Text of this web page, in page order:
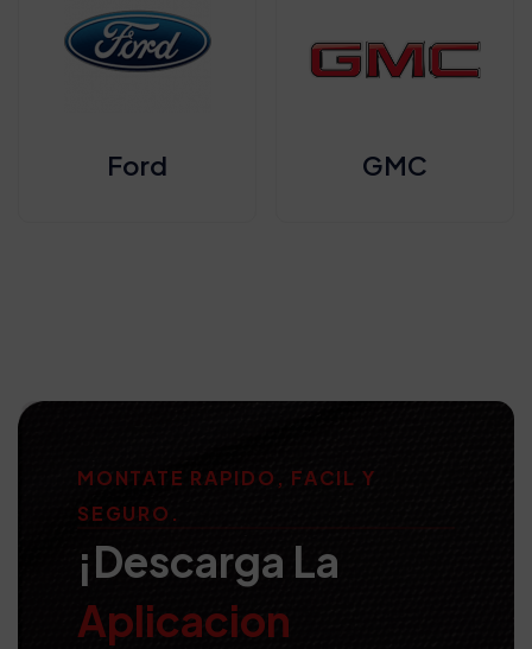
Ford GMC
MONTATE RAPIDO, FACIL Y
SEGURO.
¡Descarga La
Aplicacion